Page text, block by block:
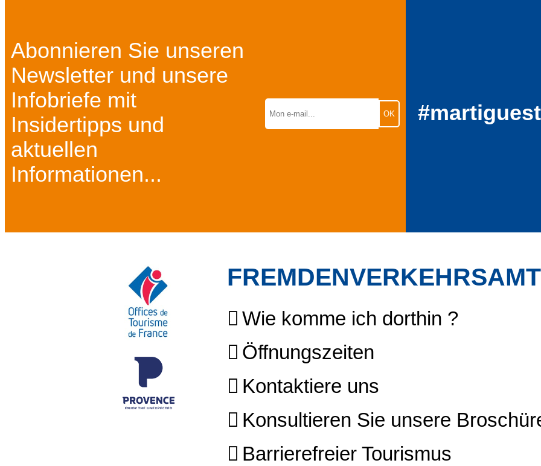
Abonnieren Sie unseren
Newsletter und unsere
Infobriefe mit
Insidertipps und
aktuellen
Informationen...
Wie komme ich dorthin ?
Öffnungszeiten
Kontaktiere uns
Konsultieren Sie unsere
Barrierefreier Tourismus